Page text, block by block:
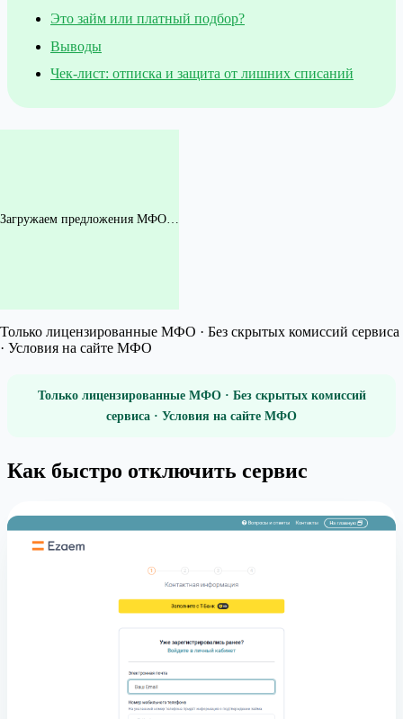
Это займ или платный подбор?
Выводы
Чек-лист: отписка и защита от лишних списаний
Загружаем предложения МФО…
Только лицензированные МФО · Без скрытых комиссий сервиса
· Условия на сайте МФО
Только лицензированные МФО · Без скрытых комиссий
сервиса · Условия на сайте МФО
Как быстро отключить сервис